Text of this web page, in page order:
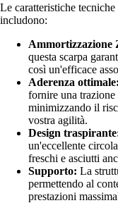
Le caratteristiche
includono:
Ammortizzazione
questa scarpa
così un'efficace
Aderenza ottimale:
fornire una
minimizzando il
vostra agilità.
Design
un'eccellente
freschi e asciutti
Supporto: La
permettendo al
prestazioni